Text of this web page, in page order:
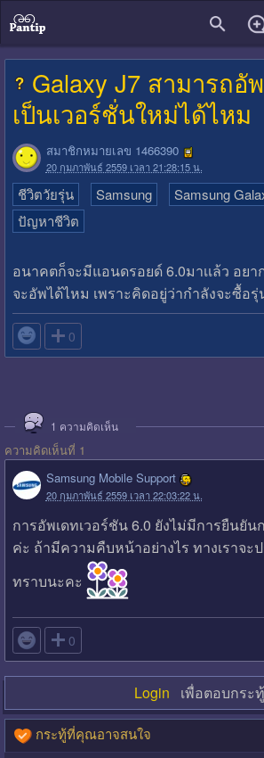
Galaxy J7 สามารถ
เป็นเวอร์ชั่นใหม่ได้ไหม
สมาชิกหมายเลข 1466390
20 กุมภาพันธ์ 2559 เวลา 21:28:15 น.
ชีวิตวัยรุ่น Samsung
Samsung
ปัญหาชีวิต
อนาคตก็จะมีแอนดรอยด์ 6.0มาเเล้ว อย
จะอัพได้ไหม เพราะคิดอยู่ว่ากำลังจะซื้อ
 0
1 ความคิดเห็น
ความคิดเห็นที่ 1
Samsung Mobile Support
20 กุมภาพันธ์ 2559 เวลา 22:03:22 น.
การอัพเดทเวอร์ชัน 6.0 ยังไม่มีการยืนยัน
ค่ะ ถ้ามีความคืบหน้าอย่างไร ทางเราจ
ทราบนะคะ
 0
Login เพื่อตอบกระทู้
กระทู้ที่คุณอาจสนใจ